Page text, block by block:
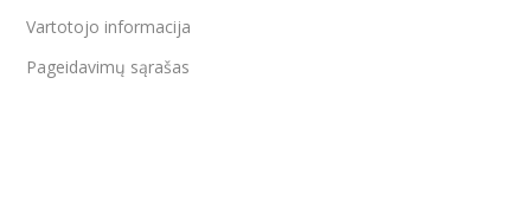
Vartotojo informacija
Pageidavimų sąrašas